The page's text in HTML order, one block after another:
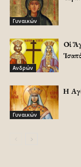
Γυναικών
Ανδρών
Οἱ
Γυναικών
Η